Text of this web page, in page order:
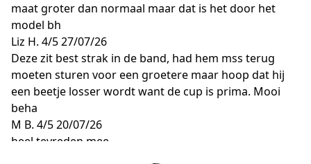
maat groter dan normaal maar dat is het door het
model bh
Liz H. 4/527/07/26
Deze zit best strak in de band, had hem mss terug
moeten sturen voor een groetere maar hoop dat hij
een beetje losser wordt want de cup is prima. Mooi
beha
M B. 4/520/07/26
heel tevreden mee